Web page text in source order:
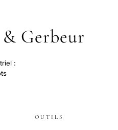
Gerbeur
:
OUTILS